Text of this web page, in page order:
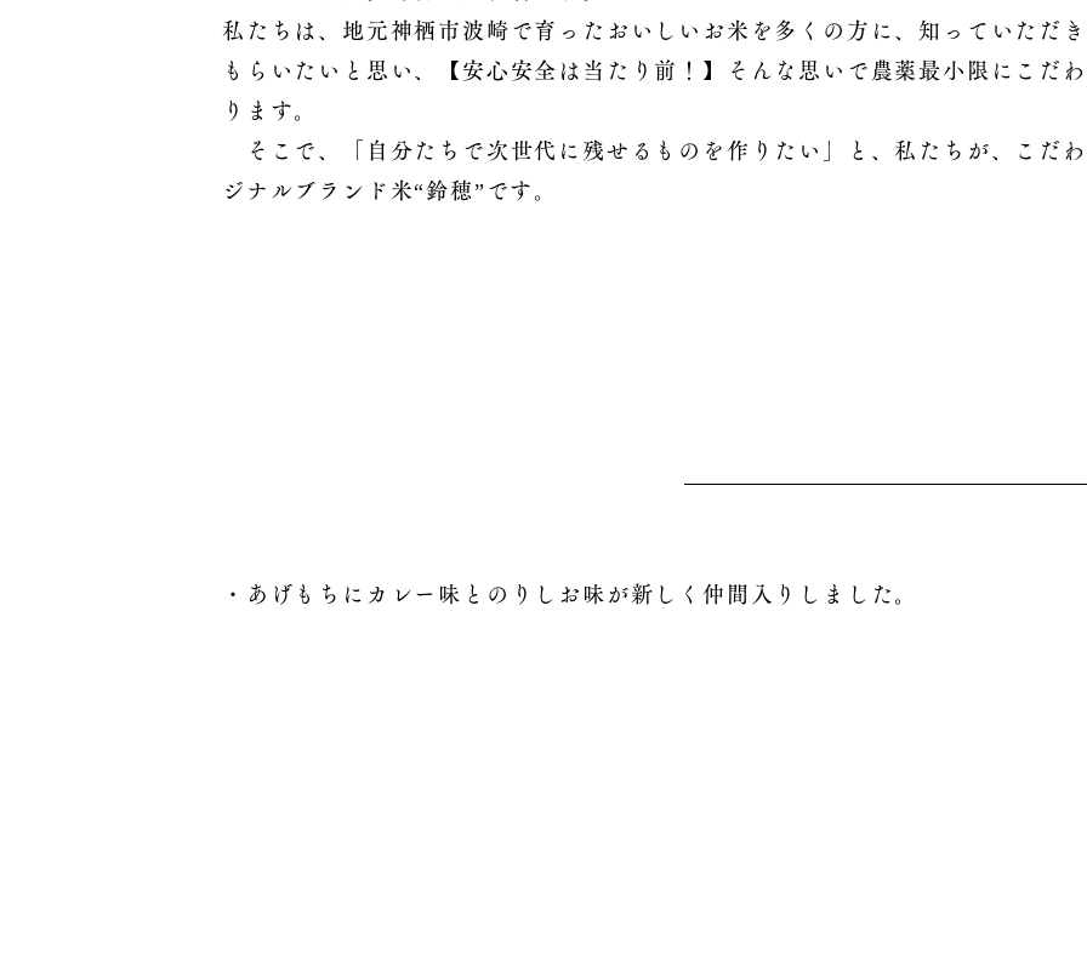
私たちは、地元神栖市波崎で育ったおいしいお米を多くの方に、知っていただ
もらいたいと思い、【安心安全は当たり前！】そんな思いで農薬最小限にこだ
ります。
そこで、「自分たちで次世代に残せるものを作りたい」と、私たちが、こだ
ジナルブランド米“鈴穂”です。
・あげもちにカレー味とのりしお味が新しく仲間入りしました。